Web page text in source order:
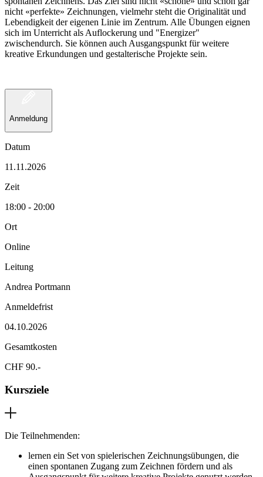
nicht «perfekte» Zeichnungen, vielmehr steht die Originalität und
Lebendigkeit der eigenen Linie im Zentrum. Alle Übungen eignen
sich im Unterricht als Auflockerung und "Energizer"
zwischendurch. Sie können auch Ausgangspunkt für weitere
kreative Erkundungen und gestalterische Projekte sein.
Anmeldung
Datum
11.11.2026
Zeit
18:00 - 20:00
Ort
Online
Leitung
Andrea Portmann
Anmeldefrist
04.10.2026
Gesamtkosten
CHF 90.-
Kursziele
Die Teilnehmenden:
lernen ein Set von spielerischen Zeichnungsübungen, die
einen spontanen Zugang zum Zeichnen fördern und als